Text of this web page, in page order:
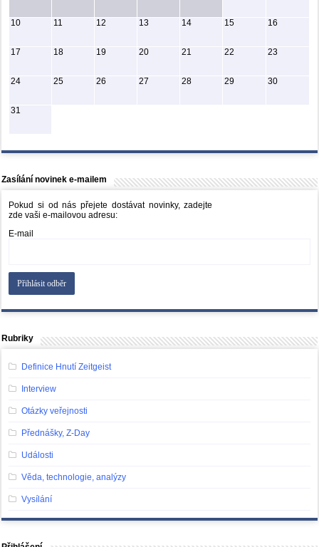
10 11 12 13 14 15 16
17 18 19 20 21 22 23
24 25 26 27 28 29 30
31
Zasílání novinek e-mailem
Pokud si od nás přejete dostávat novinky, zadejte
zde vaši e-mailovou adresu:
E-mail
Rubriky
Definice Hnutí Zeitgeist
Interview
Otázky veřejnosti
Přednášky, Z-Day
Události
Věda, technologie, analýzy
Vysílání